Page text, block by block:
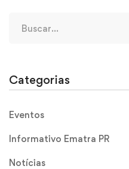
Categorias
Eventos
Informativo Ematra PR
Notícias